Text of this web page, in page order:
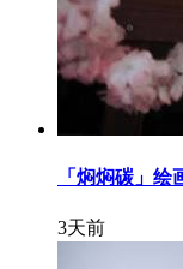
「焖焖碳」绘
3天前